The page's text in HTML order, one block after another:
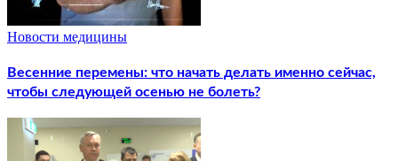
Новости медицины
Весенние перемены: что начать делать именно сейчас,
чтобы следующей осенью не болеть?